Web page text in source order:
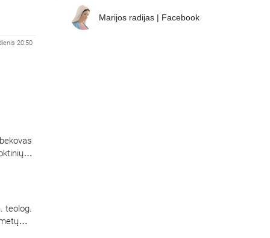
20:50
teolog.
Marijos radijas | Facebook